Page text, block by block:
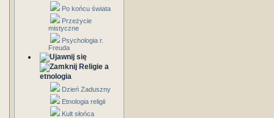
Po końcu świata
Przeżycie
mistyczne
Psychologia r.
Freuda
Religie a
etnologia
Dzień Zaduszny
Etnologia religii
Kult słońca